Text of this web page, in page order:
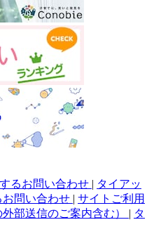
るお問い合わせ | タイアッ
問い合わせ | サイトご利用
部送信のご案内含む） | タ